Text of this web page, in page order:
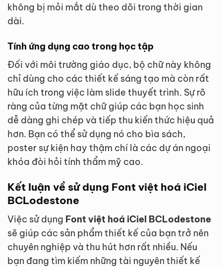
không bị mỏi mắt dù theo dõi trong thời gian
dài.
Tính ứng dụng cao trong học tập
Đối với môi trường giáo dục, bộ chữ này không
chỉ dùng cho các thiết kế sáng tạo mà còn rất
hữu ích trong việc làm slide thuyết trình. Sự rõ
ràng của từng mặt chữ giúp các bạn học sinh
dễ dàng ghi chép và tiếp thu kiến thức hiệu quả
hơn. Bạn có thể sử dụng nó cho bìa sách,
poster sự kiện hay thậm chí là các dự án ngoại
khóa đòi hỏi tính thẩm mỹ cao.
Kết luận về sử dụng Font việt hoá iCiel
BCLodestone
Việc sử dụng Font việt hoá iCiel BCLodestone
sẽ giúp các sản phẩm thiết kế của bạn trở nên
chuyên nghiệp và thu hút hơn rất nhiều. Nếu
bạn đang tìm kiếm những tài nguyên thiết kế